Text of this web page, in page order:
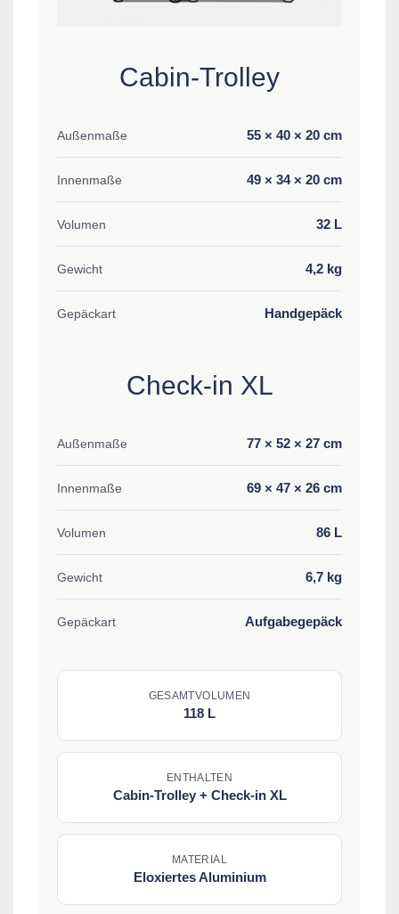
Cabin-Trolley
Außenmaße 55 × 40 × 20 cm
Innenmaße 49 × 34 × 20 cm
Volumen 32 L
Gewicht 4,2 kg
Gepäckart Handgepäck
Check-in XL
Außenmaße 77 × 52 × 27 cm
Innenmaße 69 × 47 × 26 cm
Volumen 86 L
Gewicht 6,7 kg
Gepäckart Aufgabegepäck
GESAMTVOLUMEN
118 L
ENTHALTEN
Cabin-Trolley + Check-in XL
MATERIAL
Eloxiertes Aluminium